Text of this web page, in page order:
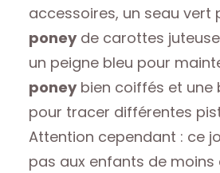
accessoires, un seau vert
poneyde carottes
un peigne bleu pour
poneybien coiffés et une
pour tracer différentes
Attention cependant : ce
pas aux enfants de moins